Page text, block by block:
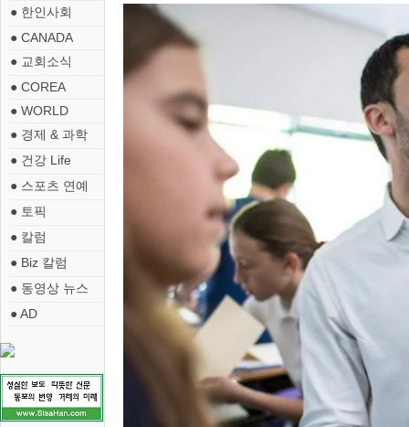
● 한인사회
● CANADA
● 교회소식
● COREA
● WORLD
● 경제 & 과학
● 건강 Life
● 스포츠 연예
● 토픽
● 칼럼
● Biz 칼럼
● 동영상 뉴스
● AD